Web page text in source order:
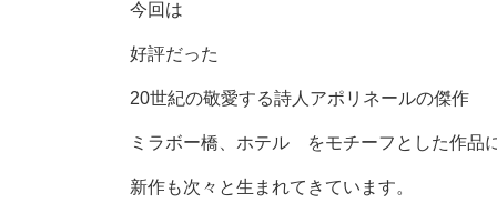
今回は
好評だった
20世紀の敬愛する詩人アポリネールの傑作
ミラボー橋、ホテル をモチーフとした作品
新作も次々と生まれてきています。